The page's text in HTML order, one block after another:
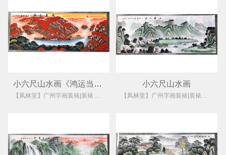
小六尺山水画《鸿运当头》
【凤林堂】广州字画装裱|装裱店|裱画|书画装裱|国画装裱
小六尺山水画
【凤林堂】广州字画装裱|装裱店|裱画|书画装裱|国画装裱